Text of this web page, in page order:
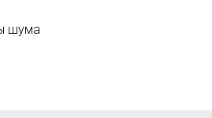
шума